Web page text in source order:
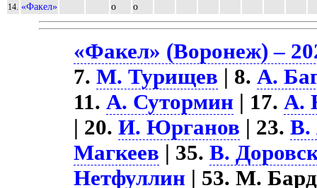
14. «Факел» о о
«Факел» (Воронеж) –
7.М. Турищев | 8.А.
11.А. Сутормин | 17.А.
| 20.И. Юрганов | 23.В.
Магкеев | 35.В.
Нетфуллин | 53. М.